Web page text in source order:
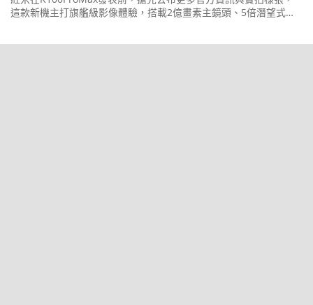
這款新機主打旗艦級影像體驗，搭載2億畫素主鏡頭、5倍潛望式長